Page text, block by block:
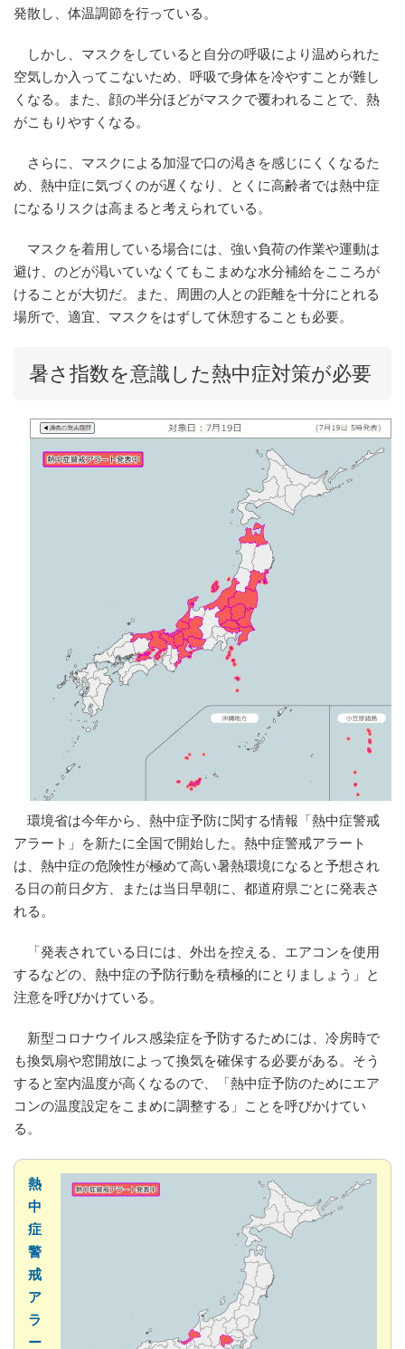
発散し、体温調節を行っている。
しかし、マスクをしていると自分の呼吸により温められた
空気しか入ってこないため、呼吸で身体を冷やすことが難し
くなる。また、顔の半分ほどがマスクで覆われることで、熱
がこもりやすくなる。
さらに、マスクによる加湿で口の渇きを感じにくくなるた
め、熱中症に気づくのが遅くなり、とくに高齢者では熱中症
になるリスクは高まると考えられている。
マスクを着用している場合には、強い負荷の作業や運動は
避け、のどが渇いていなくてもこまめな水分補給をこころが
けることが大切だ。また、周囲の人との距離を十分にとれる
場所で、適宜、マスクをはずして休憩することも必要。
暑さ指数を意識した熱中症対策が必要
環境省は今年から、熱中症予防に関する情報「熱中症警戒
アラート」を新たに全国で開始した。熱中症警戒アラート
は、熱中症の危険性が極めて高い暑熱環境になると予想され
る日の前日夕方、または当日早朝に、都道府県ごとに発表さ
れる。
「発表されている日には、外出を控える、エアコンを使用
するなどの、熱中症の予防行動を積極的にとりましょう」と
注意を呼びかけている。
新型コロナウイルス感染症を予防するためには、冷房時で
も換気扇や窓開放によって換気を確保する必要がある。そう
すると室内温度が高くなるので、「熱中症予防のためにエア
コンの温度設定をこまめに調整する」ことを呼びかけてい
る。
熱
中
症
警
戒
ア
ラ
ー